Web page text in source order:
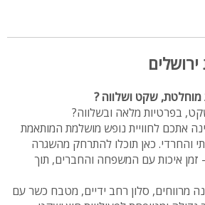
הוילה
באזור ירושלים – מסלולי טיול, מעיין
ירושלים
שקט ושלווה ?
בפרטיות מלאה ובשלווה?
אתכם לחוויית נופש מושלמת המותאמת
והחרדי. כאן תוכלו להתרחק מהשגרה
איכות עם המשפחה והחברים, תוך
5 חדרי שינה מרווחים, סלון רחב ידיים, מטבח כשר עם